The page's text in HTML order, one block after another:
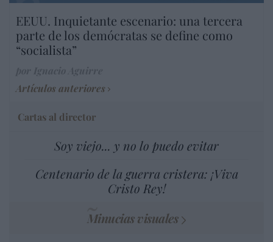
EEUU. Inquietante escenario: una tercera
parte de los demócratas se define como
“socialista”
Artículos anteriores
Cartas al director
Soy viejo... y no lo puedo evitar
Centenario de la guerra cristera: ¡Viva
Cristo Rey!
Minucias visuales